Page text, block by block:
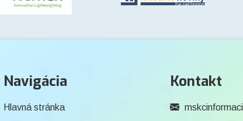
Navigácia
Hlavná stránka
Kontakt